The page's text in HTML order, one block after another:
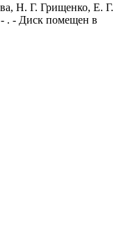
Н. Г. Грищенко, Е. Г.
- . - Диск помещен в